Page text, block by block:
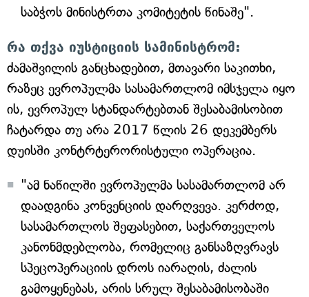
საბჭოს მინისტრთა კომიტეტის წინაშე".
რა თქვა იუსტიციის სამინისტრომ:
ძამაშვილის განცხადებით, მთავარი საკითხი,
რაზეც ევროპულმა სასამართლომ იმსჯელა იყო
ის, ევროპულ სტანდარტებთან შესაბამისობით
ჩატარდა თუ არა 2017 წლის 26 დეკემბერს
დუისში კონტრტერორისტული ოპერაცია.
"ამ ნაწილში ევროპულმა სასამართლომ არ
დაადგინა კონვენციის დარღვევა. კერძოდ,
სასამართლოს შეფასებით, საქართველოს
კანონმდებლობა, რომელიც განსაზღვრავს
სპეცოპერაციის დროს იარაღის, ძალის
გამოყენებას, არის სრულ შესაბამისობაში